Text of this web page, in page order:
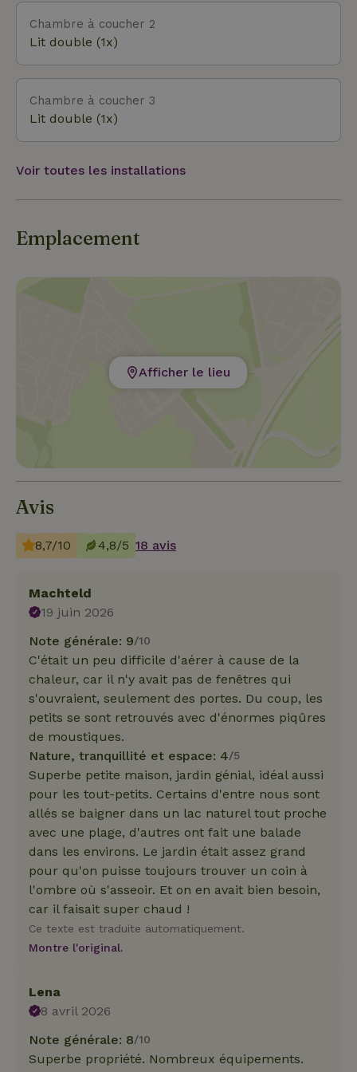
Chambre à coucher 2
Lit double (1x)
Chambre à coucher 3
Lit double (1x)
Voir toutes les installations
Emplacement
Afficher le lieu
Avis
8,7/10 4,8/5 18 avis
Machteld
19 juin 2026
Note générale: 9/10
C'était un peu difficile d'aérer à cause de la
chaleur, car il n'y avait pas de fenêtres qui
s'ouvraient, seulement des portes. Du coup, les
petits se sont retrouvés avec d'énormes piqûres
de moustiques.
Nature, tranquillité et espace: 4/5
Superbe petite maison, jardin génial, idéal aussi
pour les tout-petits. Certains d'entre nous sont
allés se baigner dans un lac naturel tout proche
avec une plage, d'autres ont fait une balade
dans les environs. Le jardin était assez grand
pour qu'on puisse toujours trouver un coin à
l'ombre où s'asseoir. Et on en avait bien besoin,
car il faisait super chaud !
Ce texte est traduite automatiquement.
Montre l'original.
Lena
8 avril 2026
Note générale: 8/10
Superbe propriété. Nombreux équipements.